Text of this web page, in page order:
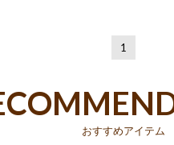
1
おすすめアイテム